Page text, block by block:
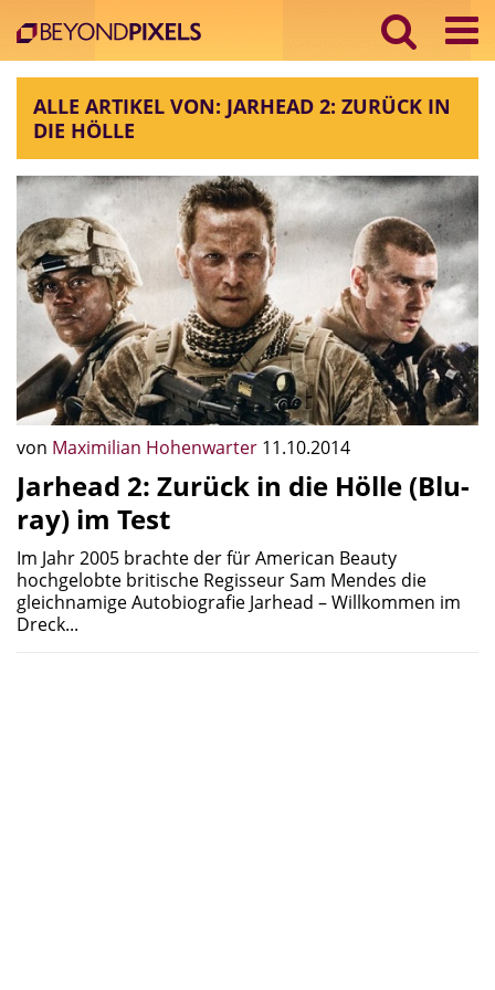
ALLE ARTIKEL VON: JARHEAD 2: ZURÜCK IN
DIE HÖLLE
von Maximilian Hohenwarter 11.10.2014
Jarhead 2: Zurück in die Hölle (Blu-
ray) im Test
Im Jahr 2005 brachte der für American Beauty
hochgelobte britische Regisseur Sam Mendes die
gleichnamige Autobiografie Jarhead – Willkommen im
Dreck...